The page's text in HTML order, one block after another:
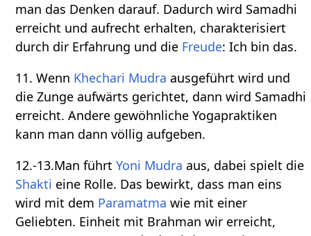
man das Denken darauf. Dadurch wird Samadhi
erreicht und aufrecht erhalten, charakterisiert
durch dir Erfahrung und die Freude: Ich bin das.
11. Wenn Khechari Mudra ausgeführt wird und
die Zunge aufwärts gerichtet, dann wird Samadhi
erreicht. Andere gewöhnliche Yogapraktiken
kann man dann völlig aufgeben.
12.-13.Man führtYoni Mudra aus, dabei spielt die
Shakti eine Rolle. Das bewirkt, dass man eins
wird mit dem Paramatma wie mit einer
Geliebten. Einheit mit Brahman wir erreicht,